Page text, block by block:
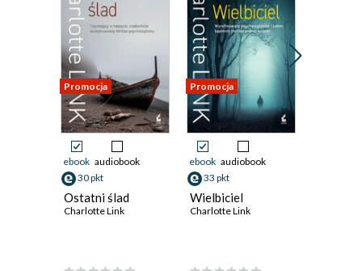
Promocja
ebook audiobook
30 pkt
Ostatni ślad
Charlotte Link
Promocja
ebook audiobook
33 pkt
Wielbiciel
Charlotte Link